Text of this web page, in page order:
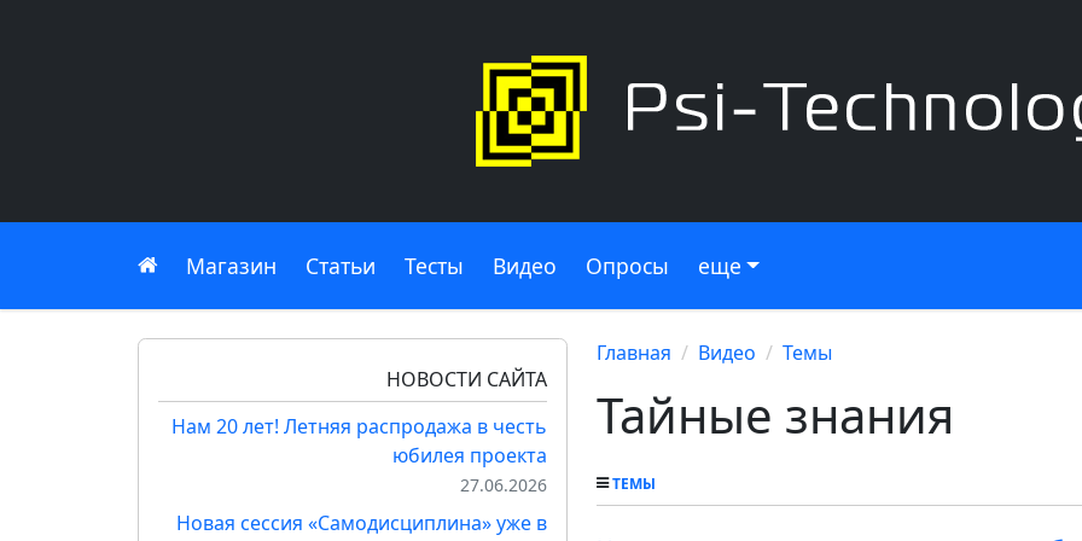
Главная
Магазин Статьи Тесты Видео Опросы еще
НОВОСТИ САЙТА
Нам 20 лет! Летняя распродажа в честь
юбилея проекта
27.06.2026
Новая сессия «Самодисциплина» уже в
Главная Видео Темы
Тайные знания
ТЕМЫ